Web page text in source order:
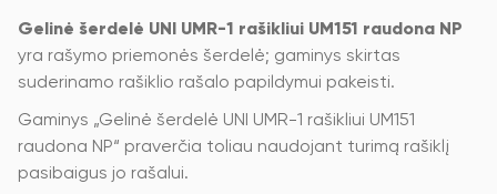
Gelinė šerdelė UNI UMR-1 rašikliui UM151 raudona NP
yra rašymo priemonės šerdelė; gaminys skirtas
suderinamo rašiklio rašalo papildymui pakeisti.
Gaminys „Gelinė šerdelė UNI UMR-1 rašikliui UM151
raudona NP“ praverčia toliau naudojant turimą rašiklį
pasibaigus jo rašalui.